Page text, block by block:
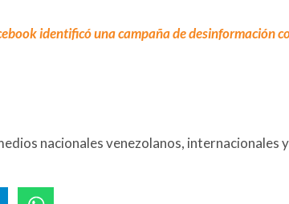
identificó una campaña de desinformación
nacionales venezolanos, internacionales